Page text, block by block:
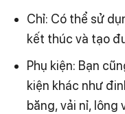
Chỉ: Có thể sử
kết thúc và tạo
Phụ kiện: Bạn
kiện khác như
băng, vải nỉ,